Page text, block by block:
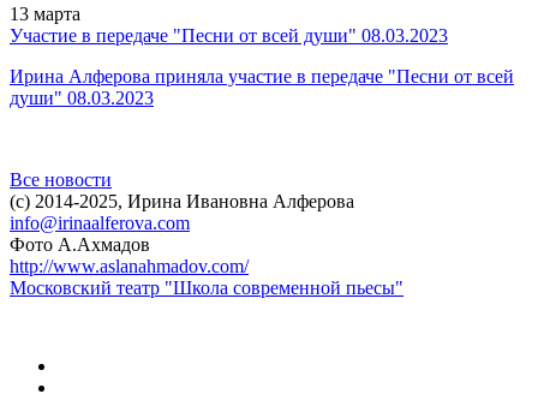
13 марта
Участие в передаче "Песни от всей души" 08.03.2023
Ирина Алферова приняла участие в передаче "Песни от всей
души" 08.03.2023
Все новости
(c) 2014-2025, Ирина Ивановна Алферова
info@irinaalferova.com
Фото А.Ахмадов
http://www.aslanahmadov.com/
Московский театр "Школа современной пьесы"